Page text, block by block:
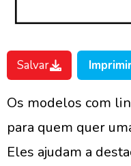
Salvar
Os modelos com
para quem quer
Eles ajudam a